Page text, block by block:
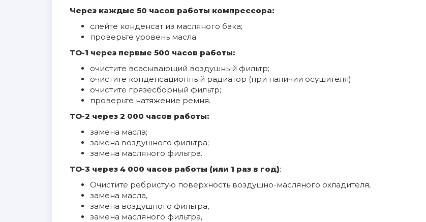
Через каждые 50 часов работы компрессора:
слейте конденсат из масляного бака;
проверьте уровень масла.
ТО-1 через первые 500 часов работы:
очистите всасывающий воздушный фильтр;
очистите конденсационный радиатор (при наличии осушителя);
очистите грязесборный фильтр;
проверьте натяжение ремня.
ТО-2 через 2 000 часов работы:
замена масла;
замена воздушного фильтра;
замена масляного фильтра.
ТО-3 через 4 000 часов работы (или 1 раз в год):
Очистите ребристую поверхность воздушно-масляного охладителя,
замена масла,
замена воздушного фильтра,
замена масляного фильтра,